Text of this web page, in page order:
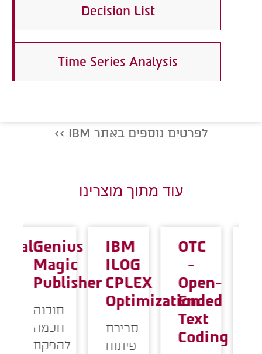
Decision List
Time Series Analysis
לפרטים נוספים באתר IBM >>
עוד מתוך מוצרינו
OTC
Open-
Ended
Text
Coding
IBM
ILOG
CPLEX
Optimization
סביבת
פיתוח
Genius
Magic
Publisher
תוכנה
חכמה
להפקת